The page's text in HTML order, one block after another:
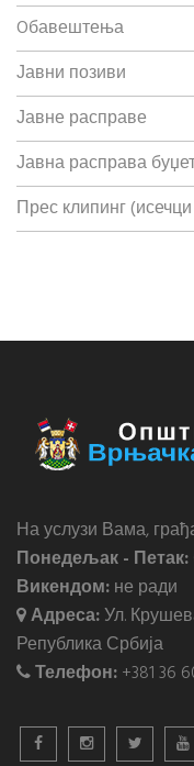
Oбавештења
Јавни позиви
Јавне расправе
Јавна расправа
Прес клипинг
На услузи Вама,
Понедељак - Петак:
Викендом:не ради
Адреса:Ул.
Република Србија
Телефон:+381 36